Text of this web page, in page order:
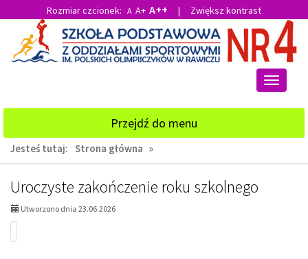
głównej
treści
wyszukiwarki
Rozmiar czcionek: A A+ A++ | Zwiększ kontrast
Przełącz
Przejdź do menu
Jesteś tutaj: Strona główna »
AKTUALNOŚCI,
strona
1:
Uroczyste zakończenie roku szkolnego
Utworzono dnia 23.06.2026